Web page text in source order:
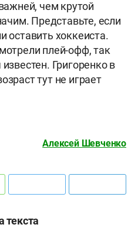
чем крутой
Представьте, если
оставить хоккеиста.
плей-офф, так
Григоренко в
тут не играет
Алексей Шевченко
текста